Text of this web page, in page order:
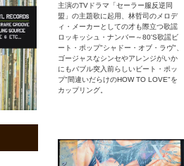
主演のTVドラマ「セーラー服反逆同
盟」の主題歌に起用、林哲司のメロデ
ィ・メーカーとしての才も際立つ歌謡
ロッキッシュ・ナンバー～80'S歌謡ビ
ート・ポップ"シャドー・オブ・ラヴ"、
ゴージャスなシンセやアレンジがいか
にもバブル突入前らしいビート・ポッ
プ"間違いだらけのHOW TO LOVE"を
カップリング。